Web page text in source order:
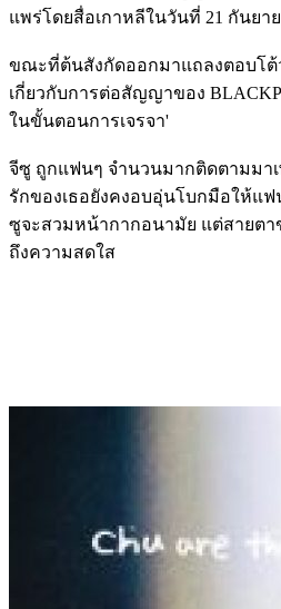
แพร่โดยสื่อเกาหลีในวันที่ 21 กันยา
ขณะที่ต้นสังกัดออกมาแถลงตอบโต้
เกี่ยวกับการต่อสัญญาของ
ในขั้นตอนการเจรจา'
จีซู ถูกแฟนๆ จำนวนมากติดตามมา
รักของเธอยังคงอบอุ่นโบกมือให้แฟ
ซูจะสวมหน้ากากอนามัย แต่สายตา
ถึงความสดใส